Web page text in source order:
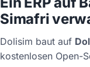
Simafri
Dolisim baut auf
kostenlosen Open-